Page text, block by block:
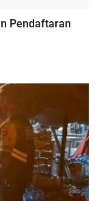
Pendaftaran